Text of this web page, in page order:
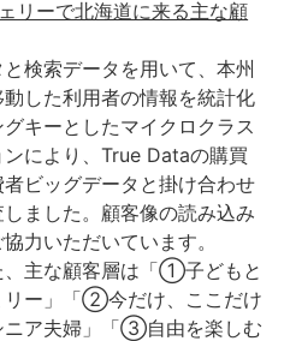
リーで北海道に来る主な顧
検索データを用いて、本州
した利用者の情報を統計化
キーとしたマイクロクラス
により、True Dataの購買
ビッグデータと掛け合わせ
ました。顧客像の読み込み
力いただいています。
主な顧客層は「①子どもと
リー」「②今だけ、ここだけ
ニア夫婦」「③自由を楽しむ